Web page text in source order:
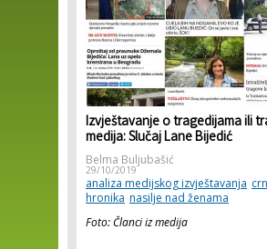
Izvještavanje o tragedijama ili
medija: Slučaj Lane Bijedić
Belma Buljubašić
29/10/2019
analiza medijskog izvještavanja
hronika nasilje nad ženama
Foto: Članci iz medija